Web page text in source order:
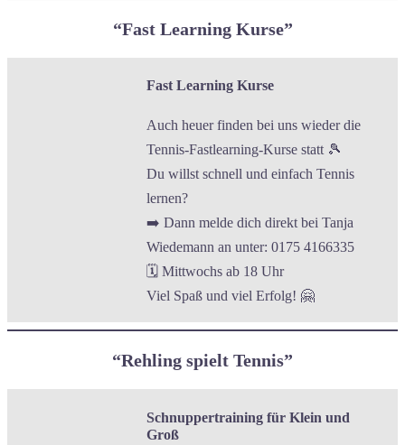
“Fast Learning Kurse”
Fast Learning Kurse
Auch heuer finden bei uns wieder die
Tennis-Fastlearning-Kurse statt 🎾
Du willst schnell und einfach Tennis
lernen?
➡️ Dann melde dich direkt bei Tanja
Wiedemann an unter: 0175 4166335
🗓️ Mittwochs ab 18 Uhr
Viel Spaß und viel Erfolg! 🤗
“Rehling spielt Tennis”
Schnuppertraining für Klein und
Groß